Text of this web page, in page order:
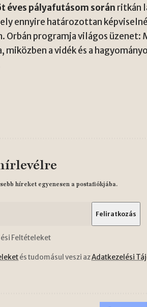
éves pályafutásom során ritkán
ennyire határozottan
Orbán programja világos üzenet:
miközben a vidék és a
híreket egyenesen a postafiókjába.
Feltételeket
és tudomásul veszi azAdatkezelési